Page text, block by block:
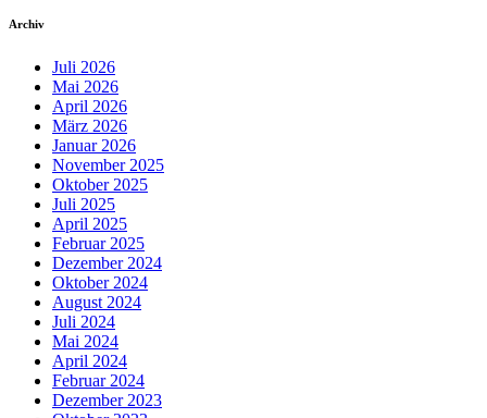
Archiv
Juli 2026
Mai 2026
April 2026
März 2026
Januar 2026
November 2025
Oktober 2025
Juli 2025
April 2025
Februar 2025
Dezember 2024
Oktober 2024
August 2024
Juli 2024
Mai 2024
April 2024
Februar 2024
Dezember 2023